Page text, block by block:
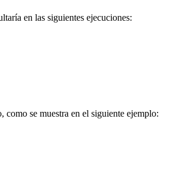
en las siguientes ejecuciones:
como se muestra en el siguiente ejemplo: